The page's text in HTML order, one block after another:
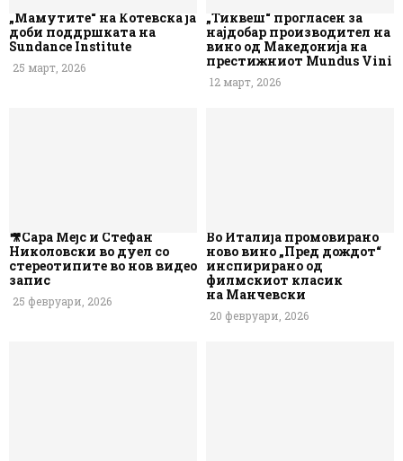
„Мамутите“ на Котевска ја
доби поддршката на
Sundance Institute
25 март, 2026
„Тиквеш“ прогласен за
најдобар производител на
вино од Македонија на
престижниот Mundus Vini
12 март, 2026
🎥Сара Мејс и Стефан
Николовски во дуел со
стереотипите во нов видео
запис
25 февруари, 2026
Во Италија промовирано
ново вино „Пред дождот“
инспирирано од
филмскиот класик
на Манчевски
20 февруари, 2026